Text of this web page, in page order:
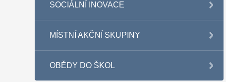
SOCIÁLNÍ INOVACE
MÍSTNÍ AKČNÍ SKUPINY
OBĚDY DO ŠKOL